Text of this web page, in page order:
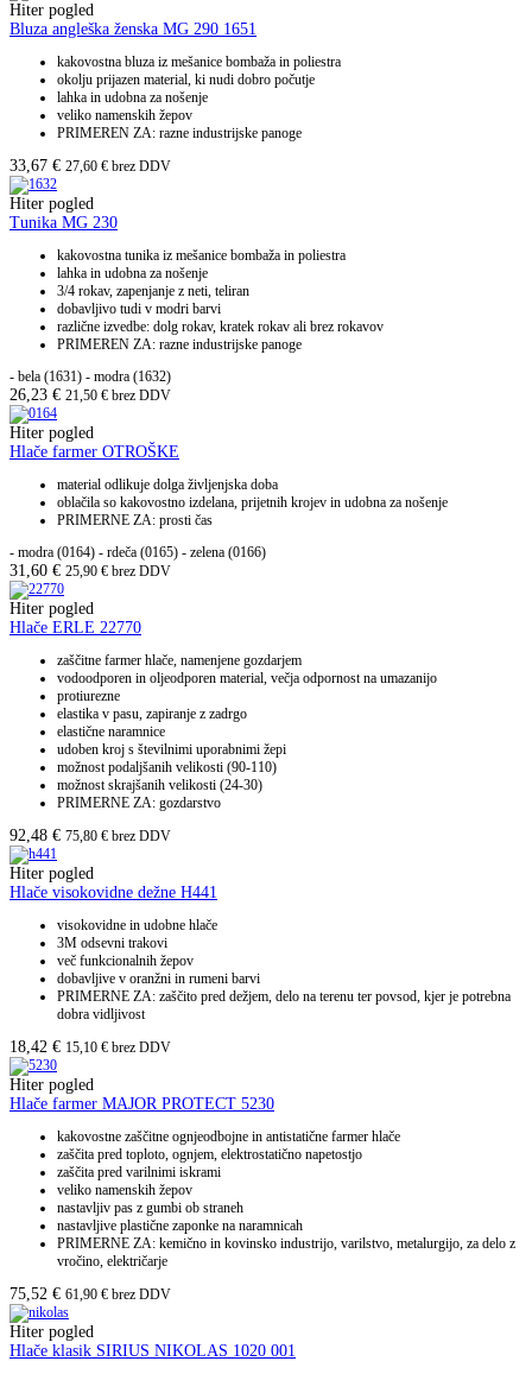
Hiter pogled
Bluza angleška ženska MG 290 1651
kakovostna bluza iz mešanice bombaža in poliestra
okolju prijazen material, ki nudi dobro počutje
lahka in udobna za nošenje
veliko namenskih žepov
PRIMEREN ZA: razne industrijske panoge
33,67 € 27,60 € brez DDV
Hiter pogled
Tunika MG 230
kakovostna tunika iz mešanice bombaža in poliestra
lahka in udobna za nošenje
3/4 rokav, zapenjanje z neti, teliran
dobavljivo tudi v modri barvi
različne izvedbe: dolg rokav, kratek rokav ali brez rokavov
PRIMEREN ZA: razne industrijske panoge
- bela (1631) - modra (1632)
26,23 € 21,50 € brez DDV
Hiter pogled
Hlače farmer OTROŠKE
material odlikuje dolga življenjska doba
oblačila so kakovostno izdelana, prijetnih krojev in udobna za nošenje
PRIMERNE ZA: prosti čas
- modra (0164) - rdeča (0165) - zelena (0166)
31,60 € 25,90 € brez DDV
Hiter pogled
Hlače ERLE 22770
zaščitne farmer hlače, namenjene gozdarjem
vodoodporen in oljeodporen material, večja odpornost na umazanijo
protiurezne
elastika v pasu, zapiranje z zadrgo
elastične naramnice
udoben kroj s številnimi uporabnimi žepi
možnost podaljšanih velikosti (90-110)
možnost skrajšanih velikosti (24-30)
PRIMERNE ZA: gozdarstvo
92,48 € 75,80 € brez DDV
Hiter pogled
Hlače visokovidne dežne H441
visokovidne in udobne hlače
3M odsevni trakovi
več funkcionalnih žepov
dobavljive v oranžni in rumeni barvi
PRIMERNE ZA: zaščito pred dežjem, delo na terenu ter povsod, kjer je potrebna
dobra vidljivost
18,42 € 15,10 € brez DDV
Hiter pogled
Hlače farmer MAJOR PROTECT 5230
kakovostne zaščitne ognjeodbojne in antistatične farmer hlače
zaščita pred toploto, ognjem, elektrostatično napetostjo
zaščita pred varilnimi iskrami
veliko namenskih žepov
nastavljiv pas z gumbi ob straneh
nastavljive plastične zaponke na naramnicah
PRIMERNE ZA: kemično in kovinsko industrijo, varilstvo, metalurgijo, za delo z
vročino, električarje
75,52 € 61,90 € brez DDV
Hiter pogled
Hlače klasik SIRIUS NIKOLAS 1020 001